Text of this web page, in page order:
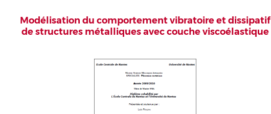
Modélisation du comportement vibratoire et dissipatif
de structures métalliques avec couche viscoélastique